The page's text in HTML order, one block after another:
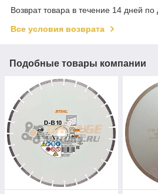
Возврат товара в течение 14 дней по
Все условия возврата
Подобные товары компании